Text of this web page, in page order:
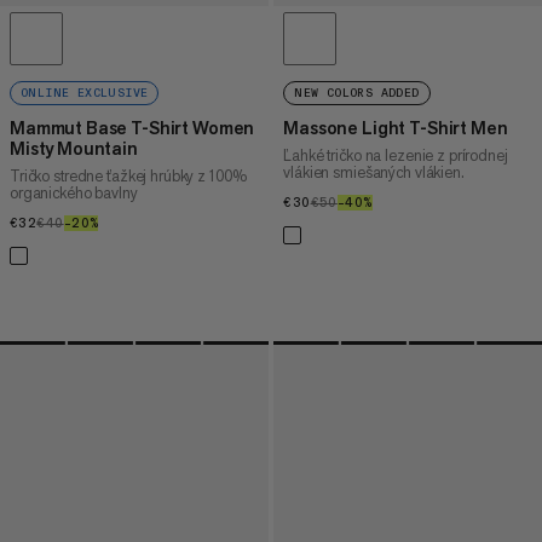
ONLINE EXCLUSIVE
Mammut Base T-Shirt Women
Misty Mountain
Tričko stredne ťažkej hrúbky z 100%
organického bavlny
€32€32
€40€40
–20%
NEW COLORS ADDED
Massone Light T-Shirt Men
Ľahké tričko na lezenie z prírodnej
vlákien smiešaných vlákien.
€30€30
€50€50
–40%